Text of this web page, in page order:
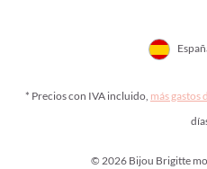
* Precios con IVA incluido, más gastos
© 2026 Bijou Brigitte